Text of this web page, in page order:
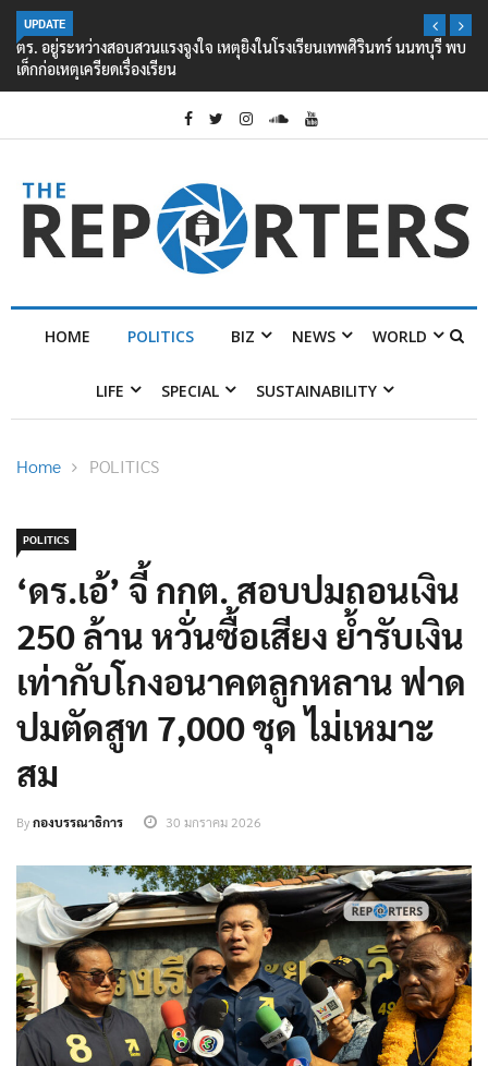
UPDATE
ตร. อยู่ระหว่างสอบสวนแรงจูงใจ เหตุยิงในโรงเรียนเทพศิรินทร์ นนทบุรี พบ
เด็กก่อเหตุเครียดเรื่องเรียน
HOME POLITICS BIZ NEWS WORLD
LIFE SPECIAL SUSTAINABILITY
Home POLITICS
POLITICS
‘ดร.เอ้’ จี้ กกต. สอบปมถอนเงิน
250 ล้าน หวั่นซื้อเสียง ย้ำรับเงิน
เท่ากับโกงอนาคตลูกหลาน ฟาด
ปมตัดสูท 7,000 ชุด ไม่เหมาะ
สม
Byกองบรรณาธิการ 30 มกราคม 2026